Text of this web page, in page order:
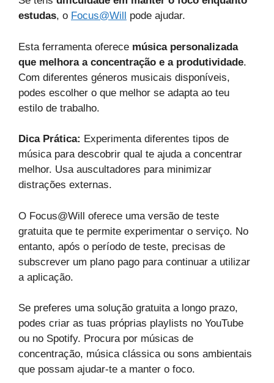
estudas, o Focus@Will pode ajudar.
Esta ferramenta oferece música personalizada
que melhora a concentração e a produtividade.
Com diferentes géneros musicais disponíveis,
podes escolher o que melhor se adapta ao teu
estilo de trabalho.
Dica Prática: Experimenta diferentes tipos de
música para descobrir qual te ajuda a concentrar
melhor. Usa auscultadores para minimizar
distrações externas.
O Focus@Will oferece uma versão de teste
gratuita que te permite experimentar o serviço. No
entanto, após o período de teste, precisas de
subscrever um plano pago para continuar a utilizar
a aplicação.
Se preferes uma solução gratuita a longo prazo,
podes criar as tuas próprias playlists no YouTube
ou no Spotify. Procura por músicas de
concentração, música clássica ou sons ambientais
que possam ajudar-te a manter o foco.